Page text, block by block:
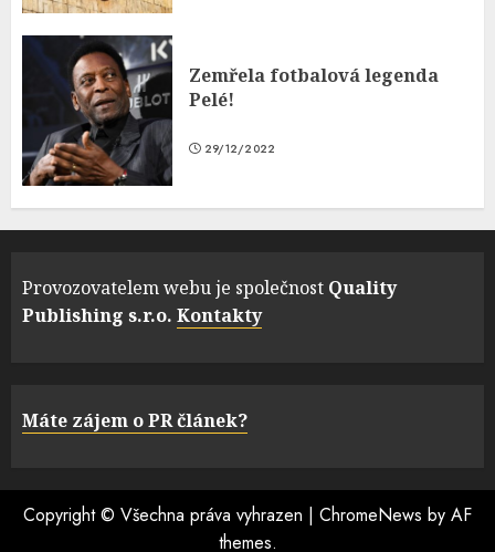
Zemřela fotbalová legenda
Pelé!
29/12/2022
Provozovatelem webu je společnost Quality
Publishing s.r.o. Kontakty
Máte zájem o PR článek?
Copyright © Všechna práva vyhrazen | ChromeNews by AF
themes.